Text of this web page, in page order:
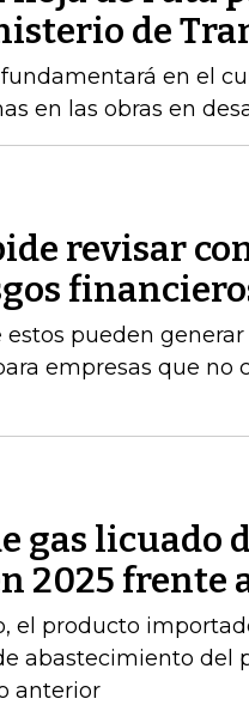
de
en el
en las obras en
revisar
pueden
empresas que no
gas licuado
2025 frente
el producto
abastecimiento del
anterior